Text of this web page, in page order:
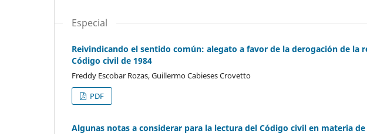
Especial
Reivindicando el sentido común: alegato a favor de la derogación de la
Código civil de 1984
Freddy Escobar Rozas, Guillermo Cabieses Crovetto
PDF
Algunas notas a considerar para la lectura del Código civil en materia